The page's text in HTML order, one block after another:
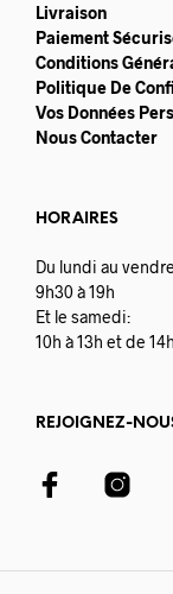
Livraison
Paiement
Conditions
Politique De
Vos Données
Nous Contacter
HORAIRES
Du lundi au
9h30 à 19h
Et le samedi:
10h à 13h et de
REJOIGNEZ-